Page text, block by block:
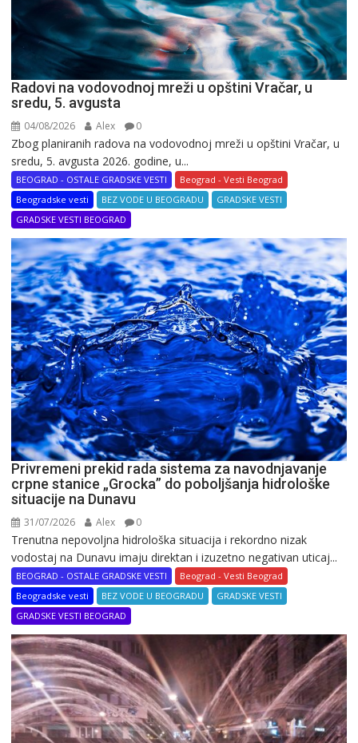
Radovi na vodovodnoj mreži u opštini Vračar, u
sredu, 5. avgusta
04/08/2026 Alex 0
Zbog planiranih radova na vodovodnoj mreži u opštini Vračar, u
sredu, 5. avgusta 2026. godine, u...
BEOGRAD - OSTALE GRADSKE VESTI
Beograd - Vesti Beograd
Beogradske vesti
BEZ VODE U BEOGRADU
GRADSKE VESTI
GRADSKE VESTI BEOGRAD
Privremeni prekid rada sistema za navodnjavanje
crpne stanice „Grocka” do poboljšanja hidrološke
situacije na Dunavu
31/07/2026 Alex 0
Trenutna nepovoljna hidrološka situacija i rekordno nizak
vodostaj na Dunavu imaju direktan i izuzetno negativan uticaj...
BEOGRAD - OSTALE GRADSKE VESTI
Beograd - Vesti Beograd
Beogradske vesti
BEZ VODE U BEOGRADU
GRADSKE VESTI
GRADSKE VESTI BEOGRAD